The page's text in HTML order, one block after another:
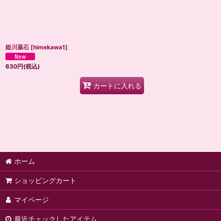
姫川薬石 [himekawa1]
630円(税込)
カートに入れる
ホーム
ショッピングカート
マイページ
最近チェックしたアイテム